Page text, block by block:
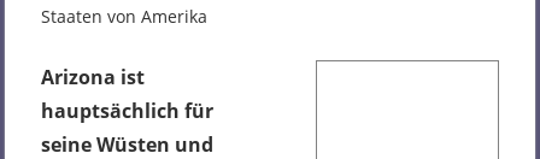
Staaten von Amerika
Arizona ist
hauptsächlich für
seine Wüsten und